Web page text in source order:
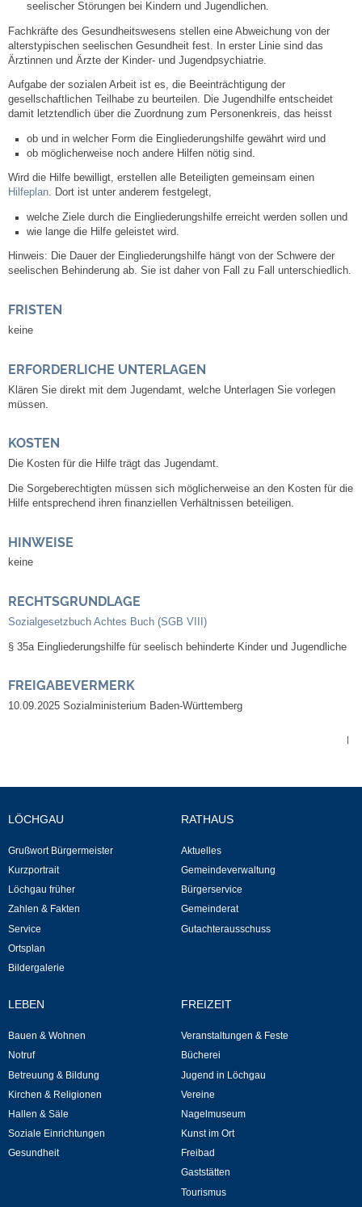
Sitzungsberichte
Ratsinfo
Gutachterausschuss
Leben
Bauen & Wohnen
NETZMonitor
Bodenrichtwerte
Laufende beschränkte Ausschreibungen
Bebauungspläne
Förderprogramm Balkonkraftwerk
Kommunale Wärmeplanung
Notruf
Schulen
Musikschule
Evangelische Kirchengemeinde
Neuapostolische Kirche
Hallen & Säle
Gemeindehalle
Schulturnhalle
Hallen- und Raumreservierung
Soziale Einrichtungen
Gesundheit
seelischer Störungen bei Kindern und Jugendlichen.
Fachkräfte des Gesundheitswesens stellen eine Abweichung von der
alterstypischen seelischen Gesundheit fest. In erster Linie sind das
Ärztinnen und Ärzte der Kinder- und Jugendpsychiatrie.
Aufgabe der sozialen Arbeit ist es, die Beeinträchtigung der
gesellschaftlichen Teilhabe zu beurteilen. Die Jugendhilfe entscheidet
damit letztendlich über die Zuordnung zum Personenkreis, das heisst
ob und in welcher Form die Eingliederungshilfe gewährt wird und
ob möglicherweise noch andere Hilfen nötig sind.
Wird die Hilfe bewilligt, erstellen alle Beteiligten gemeinsam einen
Hilfeplan. Dort ist unter anderem festgelegt,
welche Ziele durch die Eingliederungshilfe erreicht werden sollen und
wie lange die Hilfe geleistet wird.
Hinweis: Die Dauer der Eingliederungshilfe hängt von der Schwere der
seelischen Behinderung ab. Sie ist daher von Fall zu Fall unterschiedlich.
FRISTEN
keine
ERFORDERLICHE UNTERLAGEN
Klären Sie direkt mit dem Jugendamt, welche Unterlagen Sie vorlegen
müssen.
KOSTEN
Die Kosten für die Hilfe trägt das Jugendamt.
Die Sorgeberechtigten müssen sich möglicherweise an den Kosten für die
Hilfe entsprechend ihren finanziellen Verhältnissen beteiligen.
HINWEISE
keine
RECHTSGRUNDLAGE
Sozialgesetzbuch Achtes Buch (SGB VIII)
§ 35a Eingliederungshilfe für seelisch behinderte Kinder und Jugendliche
FREIGABEVERMERK
10.09.2025 Sozialministerium Baden-Württemberg
|
LÖCHGAU
Grußwort Bürgermeister
Kurzportrait
Löchgau früher
Zahlen & Fakten
Service
Ortsplan
Bildergalerie
RATHAUS
Aktuelles
Gemeindeverwaltung
Bürgerservice
Gemeinderat
Gutachterausschuss
LEBEN
Bauen & Wohnen
Notruf
Betreuung & Bildung
Kirchen & Religionen
Hallen & Säle
Soziale Einrichtungen
Gesundheit
FREIZEIT
Veranstaltungen & Feste
Bücherei
Jugend in Löchgau
Vereine
Nagelmuseum
Kunst im Ort
Freibad
Gaststätten
Tourismus